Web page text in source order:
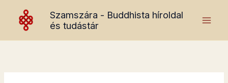
content
Szamszára - Buddhista híroldal
és tudástár